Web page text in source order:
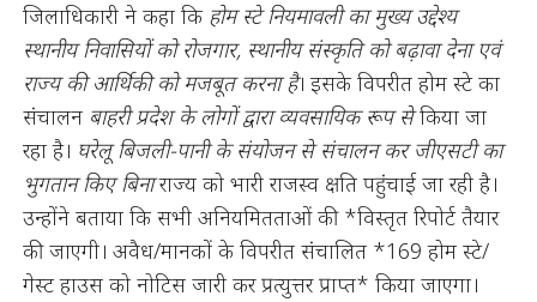
जिलाधिकारी ने कहा कि होम स्टे नियमावली का मुख्य उद्देश्य
स्थानीय निवासियों को रोजगार, स्थानीय संस्कृति को बढ़ावा देना एवं
राज्य की आर्थिकी को मजबूत करना है। इसके विपरीत होम स्टे का
संचालन बाहरी प्रदेश के लोगों द्वारा व्यवसायिक रूप सेकिया जा
रहा है। घरेलू बिजली-पानी के संयोजन से संचालन कर जीएसटी का
भुगतान किए बिनाराज्य को भारी राजस्व क्षति पहुंचाई जा रही है।
उन्होंने बताया कि सभी अनियमितताओं की *विस्तृत रिपोर्ट तैयार
की जाएगी। अवैध/मानकों के विपरीत संचालित *169 होम स्टे/
गेस्ट हाउस को नोटिस जारी कर प्रत्युत्तर प्राप्त* किया जाएगा।